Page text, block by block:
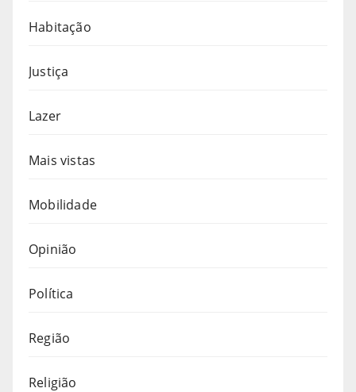
Habitação
Justiça
Lazer
Mais vistas
Mobilidade
Opinião
Política
Região
Religião